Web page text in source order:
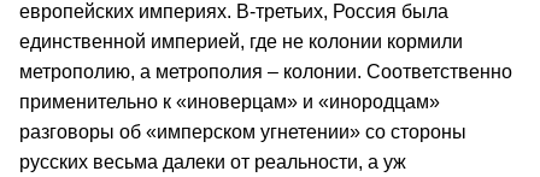
европейских империях. В-третьих, Россия была
единственной империей, где не колонии кормили
метрополию, а метрополия – колонии. Соответственно
применительно к «иноверцам» и «инородцам»
разговоры об «имперском угнетении» со стороны
русских весьма далеки от реальности, а уж